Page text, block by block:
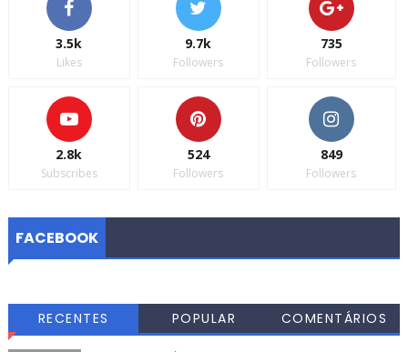
3.5k
Likes
9.7k
Followers
735
Followers
2.8k
Subscribes
524
Followers
849
Followers
FACEBOOK
RECENTES POPULAR COMENTÁRIOS